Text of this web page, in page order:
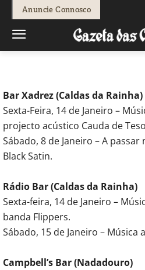
Anuncie Connosco
Redação - 12 de Janeiro, 2011
Bar Xadrez (Caldas da Rainha)
Sexta-Feira, 14 de Janeiro –
projecto acústico Cauda de
Sábado, 8 de Janeiro – A
Black Satin.
Rádio Bar (Caldas da Rainha)
Sexta-feira, 14 de Janeiro –
banda Flippers.
Sábado, 15 de Janeiro – Música
Campbell’s Bar (Nadadouro)